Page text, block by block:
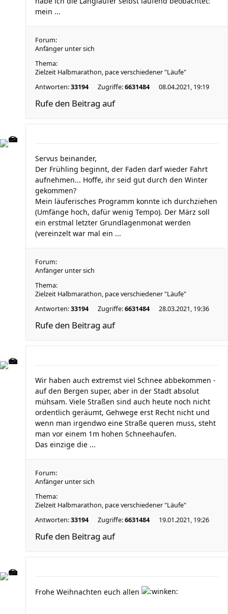
mein ...
Forum:
Anfänger unter sich
Thema:
Zielzeit Halbmarathon, pace verschiedener "Läufe"
Antworten:33194 Zugriffe:6631484 08.04.2021, 19:19
Rufe den Beitrag auf
Servus beinander,
Der Frühling beginnt, der Faden darf wieder Fahrt
aufnehmen... Hoffe, ihr seid gut durch den Winter
gekommen?
Mein läuferisches Programm konnte ich durchziehen
(Umfänge hoch, dafür wenig Tempo). Der März soll
ein erstmal letzter Grundlagenmonat werden
(vereinzelt war mal ein ...
Forum:
Anfänger unter sich
Thema:
Zielzeit Halbmarathon, pace verschiedener "Läufe"
Antworten:33194 Zugriffe:6631484 28.03.2021, 19:36
Rufe den Beitrag auf
Wir haben auch extremst viel Schnee abbekommen -
auf den Bergen super, aber in der Stadt absolut
mühsam. Viele Straßen sind auch heute noch nicht
ordentlich geräumt, Gehwege erst Recht nicht und
wenn man irgendwo eine Straße queren muss, steht
man vor einem 1m hohen Schneehaufen.
Das einzige die ...
Forum:
Anfänger unter sich
Thema:
Zielzeit Halbmarathon, pace verschiedener "Läufe"
Antworten:33194 Zugriffe:6631484 19.01.2021, 19:26
Rufe den Beitrag auf
Frohe Weihnachten euch allen